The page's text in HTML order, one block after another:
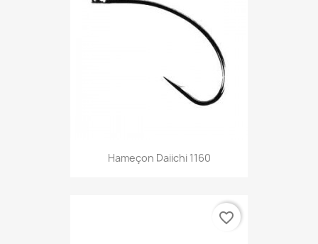
Hameçon Daiichi 1160
favorite_border